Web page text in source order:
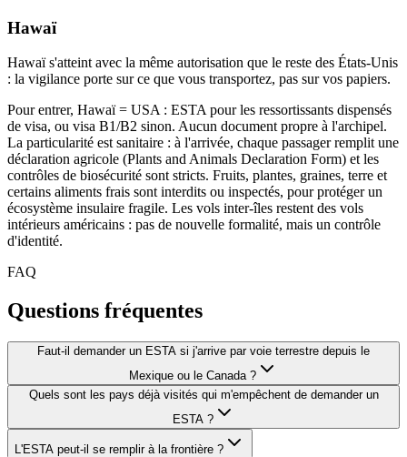
Hawaï
Hawaï s'atteint avec la même autorisation que le reste des États-Unis
: la vigilance porte sur ce que vous transportez, pas sur vos papiers.
Pour entrer, Hawaï = USA : ESTA pour les ressortissants dispensés
de visa, ou visa B1/B2 sinon. Aucun document propre à l'archipel.
La particularité est sanitaire : à l'arrivée, chaque passager remplit une
déclaration agricole (Plants and Animals Declaration Form) et les
contrôles de biosécurité sont stricts. Fruits, plantes, graines, terre et
certains aliments frais sont interdits ou inspectés, pour protéger un
écosystème insulaire fragile. Les vols inter-îles restent des vols
intérieurs américains : pas de nouvelle formalité, mais un contrôle
d'identité.
FAQ
Questions fréquentes
Faut-il demander un ESTA si j'arrive par voie terrestre depuis le
Mexique ou le Canada ?
Quels sont les pays déjà visités qui m'empêchent de demander un
ESTA ?
L'ESTA peut-il se remplir à la frontière ?